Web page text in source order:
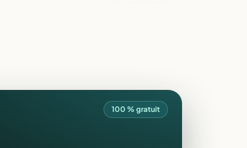
100 % gratuit